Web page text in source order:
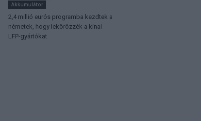
Akkumulátor
2,4 millió eurós programba kezdtek a
németek, hogy lekörözzék a kínai
LFP-gyártókat